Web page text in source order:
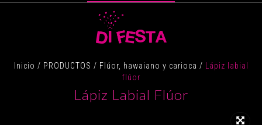
Inicio / PRODUCTOS / Flúor, hawaiano y carioca /
Lápiz labial
flúor
Lápiz Labial Flúor